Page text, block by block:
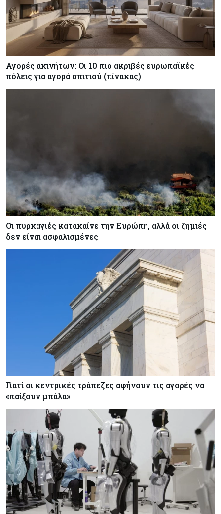
Αγορές ακινήτων: Οι 10 πιο ακριβές ευρωπαϊκές
πόλεις για αγορά σπιτιού (πίνακας)
Οι πυρκαγιές κατακαίνε την Ευρώπη, αλλά οι ζημιές
δεν είναι ασφαλισμένες
Γιατί οι κεντρικές τράπεζες αφήνουν τις αγορές να
«παίξουν μπάλα»